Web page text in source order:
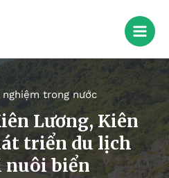
trong nước
Lương, Kiên
triển du lịch
nuôi biển